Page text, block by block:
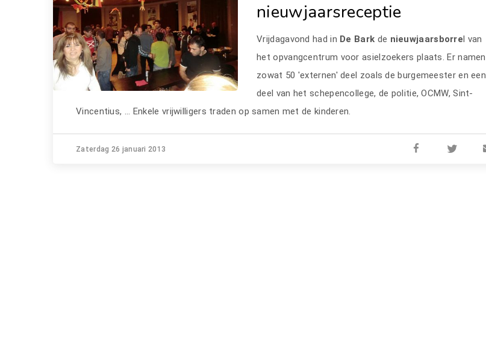
nieuwjaarsreceptie
Vrijdagavond had in De Bark de nieuwjaarsborrel van
het opvangcentrum voor asielzoekers plaats. Er namen
zowat 50 'externen' deel zoals de burgemeester en een
deel van het schepencollege, de politie, OCMW, Sint-
Vincentius, ... Enkele vrijwilligers traden op samen met de kinderen.
Zaterdag 26 januari 2013